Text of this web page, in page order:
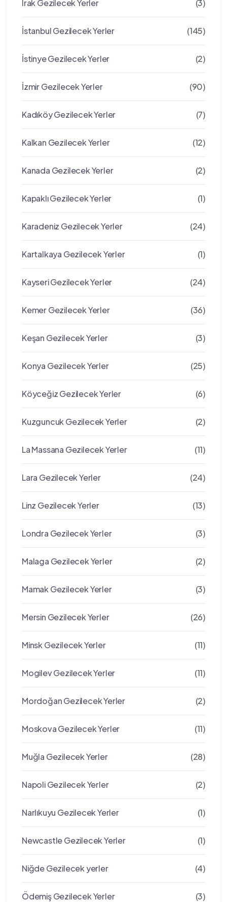
Irak Gezilecek Yerler (3)
İstanbul Gezilecek Yerler (145)
İstinye Gezilecek Yerler (2)
İzmir Gezilecek Yerler (90)
Kadıköy Gezilecek Yerler (7)
Kalkan Gezilecek Yerler (12)
Kanada Gezilecek Yerler (2)
Kapaklı Gezilecek Yerler (1)
Karadeniz Gezilecek Yerler (24)
Kartalkaya Gezilecek Yerler (1)
Kayseri Gezilecek Yerler (24)
Kemer Gezilecek Yerler (36)
Keşan Gezilecek Yerler (3)
Konya Gezilecek Yerler (25)
Köyceğiz Gezilecek Yerler (6)
Kuzguncuk Gezilecek Yerler (2)
La Massana Gezilecek Yerler (11)
Lara Gezilecek Yerler (24)
Linz Gezilecek Yerler (13)
Londra Gezilecek Yerler (3)
Malaga Gezilecek Yerler (2)
Mamak Gezilecek Yerler (3)
Mersin Gezilecek Yerler (26)
Minsk Gezilecek Yerler (11)
Mogilev Gezilecek Yerler (11)
Mordoğan Gezilecek Yerler (2)
Moskova Gezilecek Yerler (11)
Muğla Gezilecek Yerler (28)
Napoli Gezilecek Yerler (2)
Narlıkuyu Gezilecek Yerler (1)
Newcastle Gezilecek Yerler (1)
Niğde Gezilecek yerler (4)
Ödemiş Gezilecek Yerler (3)